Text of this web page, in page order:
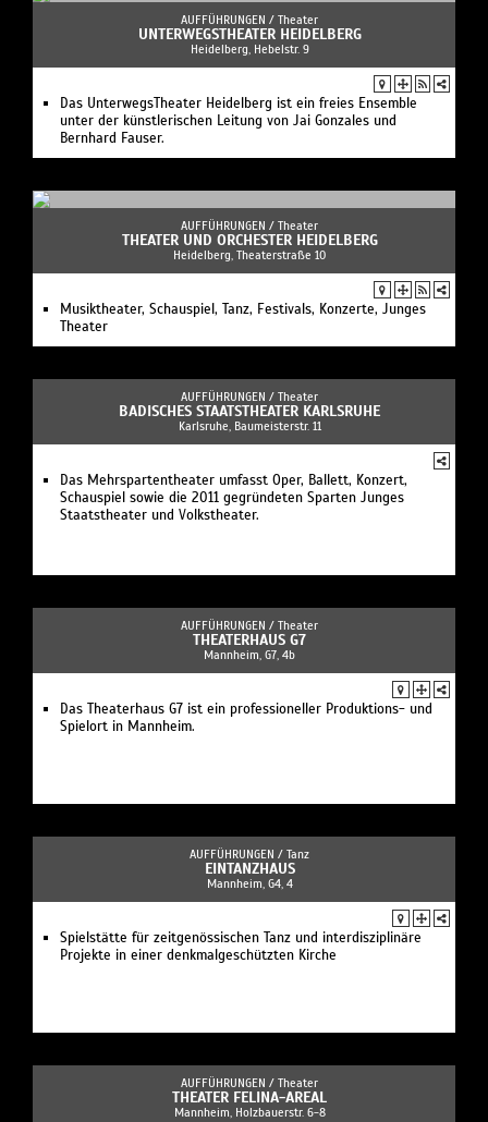
AUFFÜHRUNGEN / Theater
UNTERWEGSTHEATER HEIDELBERG
Heidelberg, Hebelstr. 9
Das UnterwegsTheater Heidelberg ist ein freies Ensemble
unter der künstlerischen Leitung von Jai Gonzales und
Bernhard Fauser.
AUFFÜHRUNGEN / Theater
THEATER UND ORCHESTER HEIDELBERG
Heidelberg, Theaterstraße 10
Musiktheater, Schauspiel, Tanz, Festivals, Konzerte, Junges
Theater
AUFFÜHRUNGEN / Theater
BADISCHES STAATSTHEATER KARLSRUHE
Karlsruhe, Baumeisterstr. 11
Das Mehrspartentheater umfasst Oper, Ballett, Konzert,
Schauspiel sowie die 2011 gegründeten Sparten Junges
Staatstheater und Volkstheater.
AUFFÜHRUNGEN / Theater
THEATERHAUS G7
Mannheim, G7, 4b
Das Theaterhaus G7 ist ein professioneller Produktions- und
Spielort in Mannheim.
AUFFÜHRUNGEN / Tanz
EINTANZHAUS
Mannheim, G4, 4
Spielstätte für zeitgenössischen Tanz und interdisziplinäre
Projekte in einer denkmalgeschützten Kirche
AUFFÜHRUNGEN / Theater
THEATER FELINA-AREAL
Mannheim, Holzbauerstr. 6-8